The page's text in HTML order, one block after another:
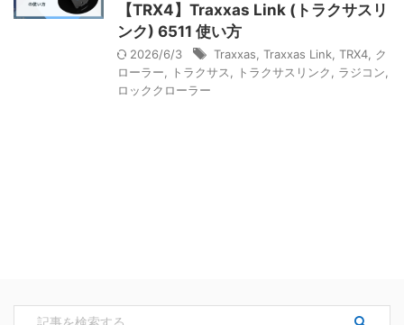
【TRX4】Traxxas Link (トラクサスリ
ンク) 6511 使い方
2026/6/3 Traxxas Traxxas Link TRX4 ク
ローラー
トラクサス トラクサスリンク ラジコン
ロッククローラー